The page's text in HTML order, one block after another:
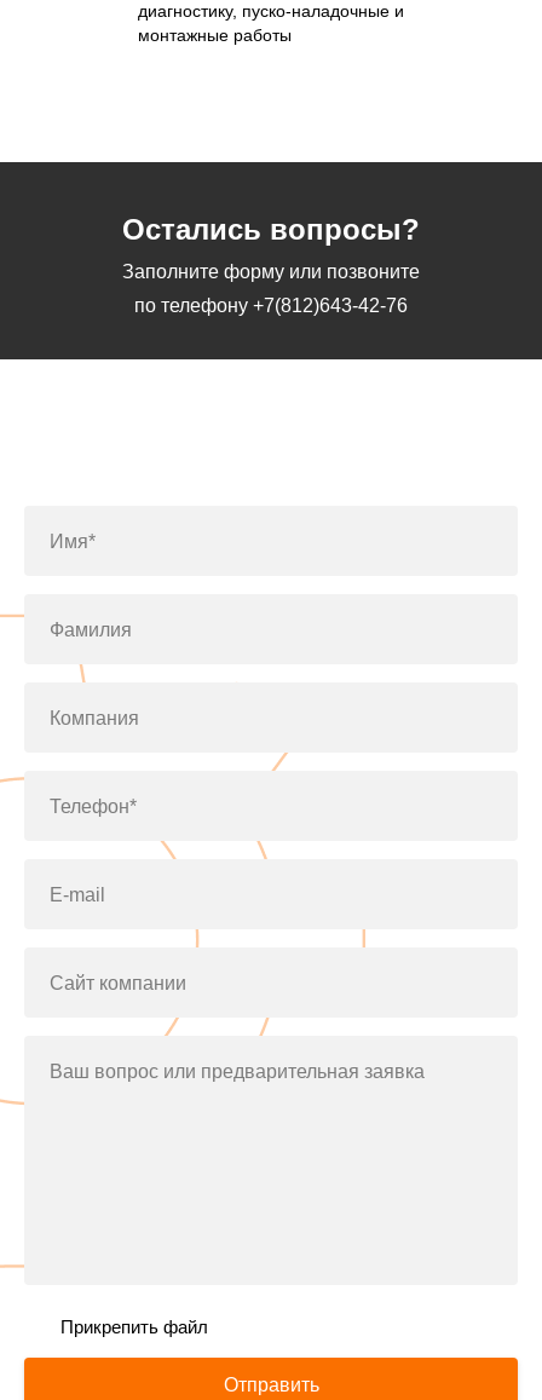
диагностику, пуско-наладочные и
монтажные работы
Остались вопросы?
Заполните форму или позвоните
по телефону +7(812)643-42-76
Имя*
Фамилия
Компания
Телефон*
E-mail
Сайт компании
Ваш вопрос или предварительная заявка
Прикрепить файл
Отправить